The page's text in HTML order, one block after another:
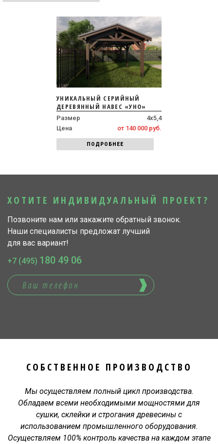
УНИКАЛЬНЫЙ СЕРИЙНЫЙ
ДЕРЕВЯННЫЙ НАВЕС «УНО»
Размер
4х5,4
Цена
от 140 000 руб.
ПОДРОБНЕЕ
ХОТИТЕ ИНДИВИДУАЛЬНЫЙ ПРОЕКТ?
Позвоните нам или закажите обратный звонок.
Наши специалисты предложат лучший
для вас вариант!
+7 (495) 180 49 06
СОБСТВЕННОЕ ПРОИЗВОДСТВО
Мы осуществляем полный цикл производства.
Обладаем всеми необходимыми мощностями для
сушки, склейки и строгания древесины с
использованием промышленного оборудования.
Осуществляем 100% контроль качества на каждом этапе